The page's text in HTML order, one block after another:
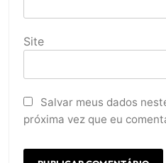
Site
Salvar meus dados
próxima vez que eu